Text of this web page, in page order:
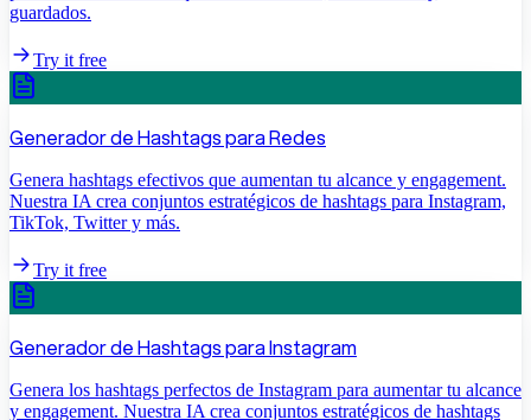
guardados.
Try it free
Generador de Hashtags para Redes
Genera hashtags efectivos que aumentan tu alcance y engagement.
Nuestra IA crea conjuntos estratégicos de hashtags para Instagram,
TikTok, Twitter y más.
Try it free
Generador de Hashtags para Instagram
Genera los hashtags perfectos de Instagram para aumentar tu alcance
y engagement. Nuestra IA crea conjuntos estratégicos de hashtags